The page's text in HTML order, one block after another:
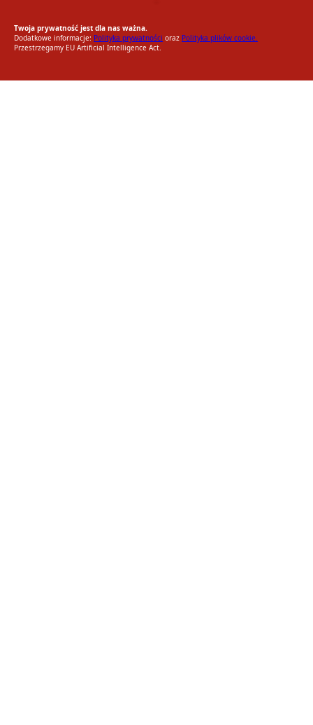
Twoja prywatność jest dla nas ważna.
Dodatkowe informacje: Polityka prywatności oraz Polityka plików cookie.
Przestrzegamy EU Artificial Intelligence Act.